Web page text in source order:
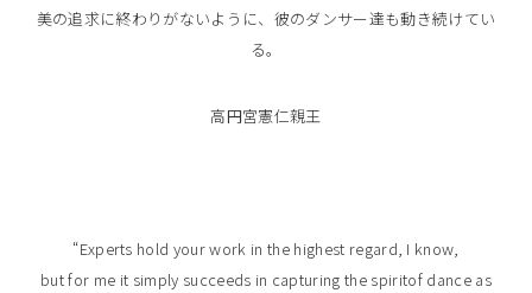
美の追求に終わりがないように、彼のダンサー達も動き続けてい
る。
高円宮憲仁親王
“Experts hold your work in the highest regard, I know,
but for me it simply succeeds in capturing the spiritof dance as